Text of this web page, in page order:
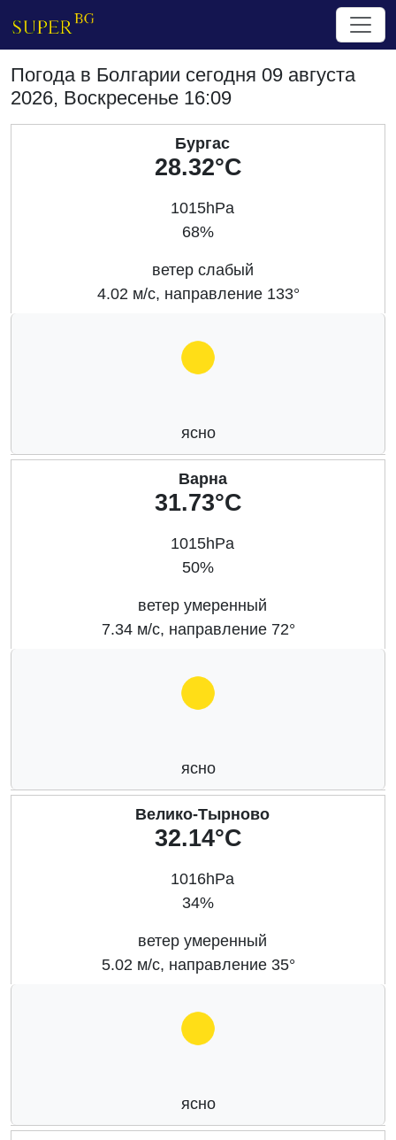
Погода в Болгарии сегодня 09 августа
2026, Воскресенье 16:09
Бургас
28.32°C
1015hPa
68%
ветер слабый
4.02 м/с, направление 133°
ясно
Варна
31.73°C
1015hPa
50%
ветер умеренный
7.34 м/с, направление 72°
ясно
Велико-Тырново
32.14°C
1016hPa
34%
ветер умеренный
5.02 м/с, направление 35°
ясно